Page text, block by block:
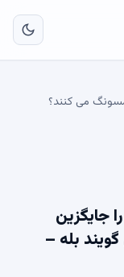
می کنند؟
جایگزین
بله –